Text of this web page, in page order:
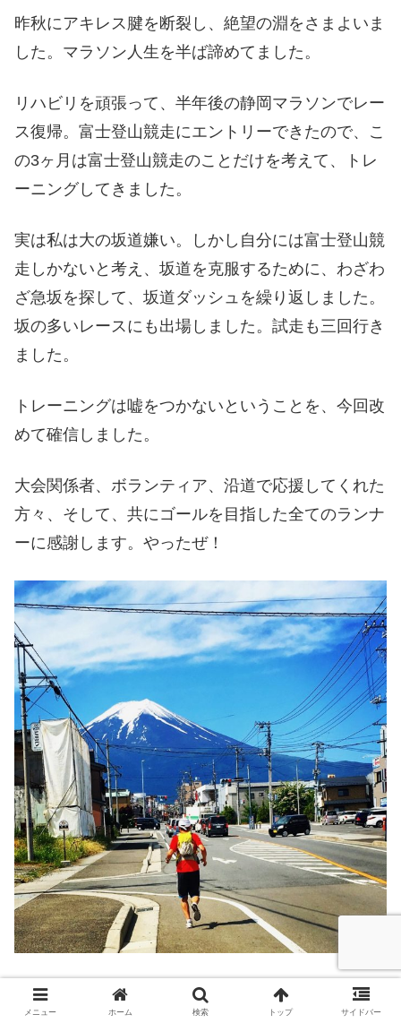
昨秋にアキレス腱を断裂し、絶望の淵をさまよいま
した。マラソン人生を半ば諦めてました。
リハビリを頑張って、半年後の静岡マラソンでレー
ス復帰。富士登山競走にエントリーできたので、こ
の3ヶ月は富士登山競走のことだけを考えて、トレ
ーニングしてきました。
実は私は大の坂道嫌い。しかし自分には富士登山競
走しかないと考え、坂道を克服するために、わざわ
ざ急坂を探して、坂道ダッシュを繰り返しました。
坂の多いレースにも出場しました。試走も三回行き
ました。
トレーニングは嘘をつかないということを、今回改
めて確信しました。
大会関係者、ボランティア、沿道で応援してくれた
方々、そして、共にゴールを目指した全てのランナ
ーに感謝します。やったぜ！
【ラップ】
メニュー ホーム 検索 トップ サイドバー